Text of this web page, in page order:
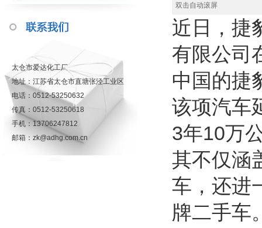
太仓市爱达化工厂
地址：江苏省太仓市直塘张泾工业区
电话：0512-53250632
传真：0512-53250618
手机：13706247812
邮箱：zk@adhg.com.cn
双击自动滚屏
近日，捷
有限公司
中国的捷
该项汽车
3年10万
其不仅涵
车，还进
牌二手车